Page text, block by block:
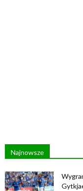
Najnowsze